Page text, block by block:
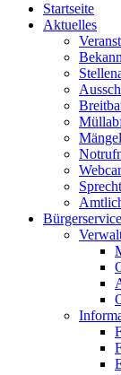
Startseite
Aktuelles